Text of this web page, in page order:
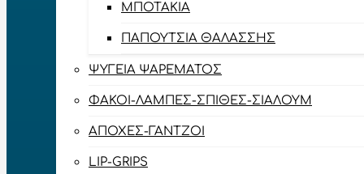
ΜΠΟΤΆΚΙΑ
ΠΑΠΟΎΤΣΙΑ ΘΑΛΆΣΣΗΣ
ΨΥΓΕΊΑ ΨΑΡΈΜΑΤΟΣ
ΦΑΚΟΊ-ΛΆΜΠΕΣ-ΣΠΊΘΕΣ-ΣΊΑΛΟΥΜ
ΑΠΌΧΕΣ-ΓΆΝΤΖΟΙ
LIP-GRIPS